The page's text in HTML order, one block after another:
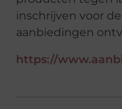
inschrijven voor
aanbiedingen
https://